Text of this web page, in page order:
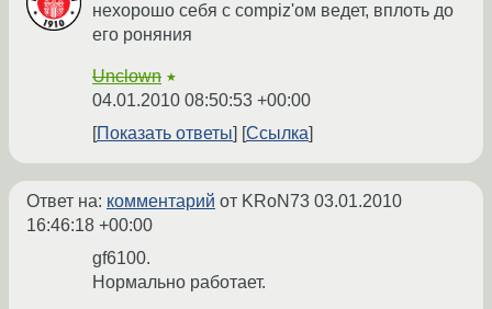
нехорошо себя с compiz'ом ведет, вплоть до
его роняния
Unclown ★
04.01.2010 08:50:53 +00:00
Показать ответы
Ссылка
Ответ на: комментарий от KRoN73 03.01.2010
16:46:18 +00:00
gf6100.
Нормально работает.